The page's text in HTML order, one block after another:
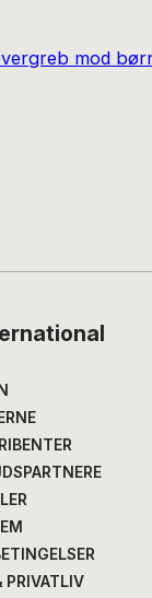
PRIVATLIV